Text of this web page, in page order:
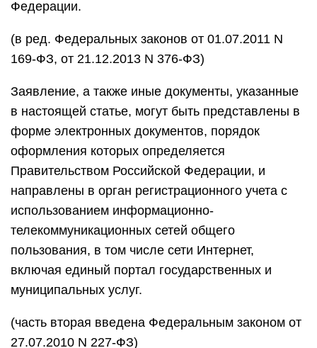
Федерации.
(в ред. Федеральных законов от 01.07.2011 N
169-ФЗ, от 21.12.2013 N 376-ФЗ)
Заявление, а также иные документы, указанные
в настоящей статье, могут быть представлены в
форме электронных документов, порядок
оформления которых определяется
Правительством Российской Федерации, и
направлены в орган регистрационного учета с
использованием информационно-
телекоммуникационных сетей общего
пользования, в том числе сети Интернет,
включая единый портал государственных и
муниципальных услуг.
(часть вторая введена Федеральным законом от
27.07.2010 N 227-ФЗ)